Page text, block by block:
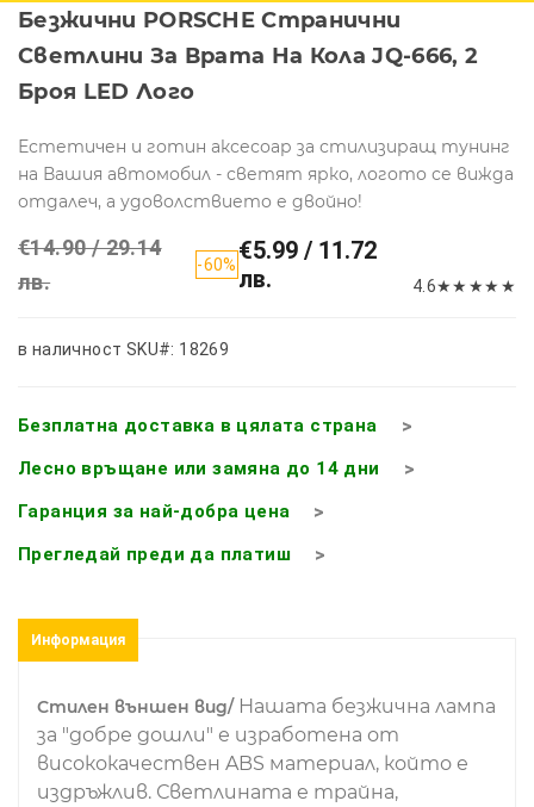
Безжични PORSCHE Странични
Светлини За Врата На Кола JQ-666, 2
Броя LED Лого
Естетичен и готин аксесоар за стилизиращ тунинг
на Вашия автомобил - светят ярко, логото се вижда
отдалеч, а удоволствието е двойно!
€14.90 / 29.14
лв.
-60%€5.99 / 11.72
лв.
4.6★★ ★★ ★
в наличност SKU#: 18269
Безплатна доставка в цялата страна
Лесно връщане или замяна до 14 дни
Гаранция за най-добра цена
Прегледай преди да платиш
Информация
Стилен външен вид/Нашата безжична лампа
за "добре дошли" е изработена от
висококачествен ABS материал, който е
издръжлив. Светлината е трайна,